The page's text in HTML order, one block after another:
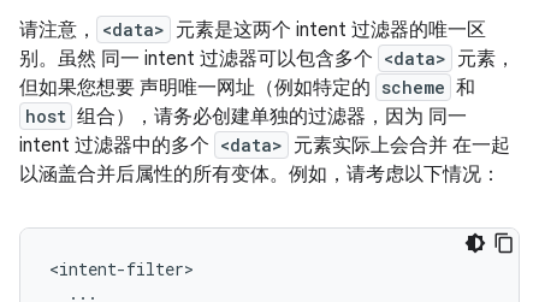
请注意， <data> 元素是这两个 intent 过滤器的唯一区
别。虽然 同一 intent 过滤器可以包含多个 <data> 元素，
但如果您想要 声明唯一网址（例如特定的 scheme 和
host 组合），请务必创建单独的过滤器，因为 同一
intent 过滤器中的多个 <data> 元素实际上会合并 在一起
以涵盖合并后属性的所有变体。例如，请考虑以下情况：